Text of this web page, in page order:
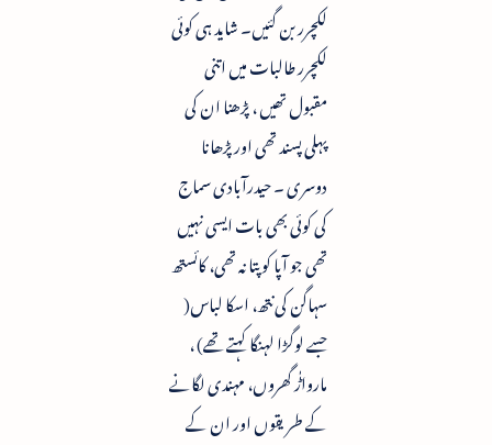
لکچرر بن گئیں۔ شاید ہی کوئی
لکچرر طالبات میں اتنی
مقبول تھیں ، پڑھنا ان کی
پہلی پسند تھی اور پڑھانا
دوسری ۔ حیدرآبادی سماج
کی کوئی بھی بات ایسی نہیں
تھی جو آپا کو پتا نہ تھی، کائستھ
سہاگن کی نتھ، اسکا لباس(
جسے لوگڑا لہنگا کہتے تھے) ،
مارواڑٰ گھروں، مہندی لگانے
کے طریقوں اور ان کے